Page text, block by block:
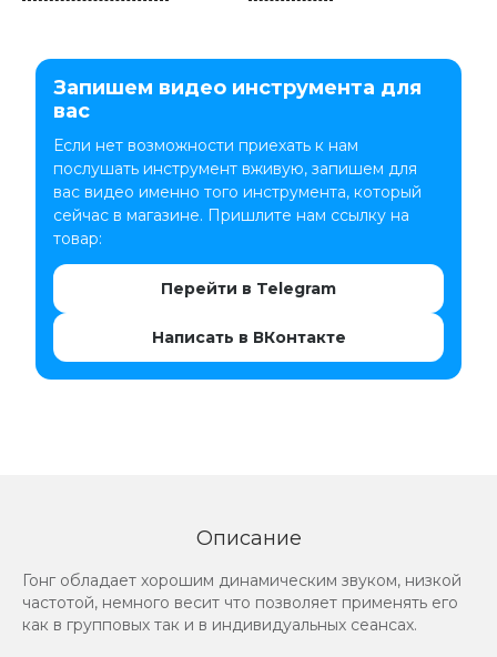
Запишем видео инструмента для
вас
Если нет возможности приехать к нам
послушать инструмент вживую, запишем для
вас видео именно того инструмента, который
сейчас в магазине. Пришлите нам ссылку на
товар:
Перейти в Telegram
Написать в ВКонтакте
Описание
Гонг обладает хорошим динамическим звуком, низкой
частотой, немного весит что позволяет применять его
как в групповых так и в индивидуальных сеансах.